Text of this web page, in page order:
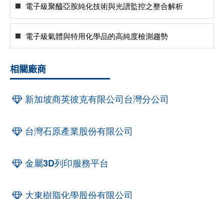
電子級聚醯亞胺純化技術與光譜監控之整合解析
電子級氣體與特用化學品的高純度檢測趨勢
相關廠商
新加坡商英彼克有限公司台灣分公司
台灣石原產業股份有限公司
金屬3D列印服務平台
大東樹脂化學股份有限公司